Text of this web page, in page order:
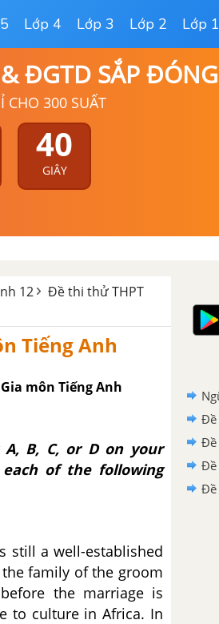
Lớp 4 Lớp 3 Lớp 2 Lớp 1
ĐGTD SẮP ĐÓNG
CHO 300 SUẤT
39
GIÂY
12
Đề thi thử THPT
Tiếng Anh
môn Tiếng Anh
B, C, or D on your
of the following
still a well-established
family of the groom
the marriage is
to culture in Africa. In